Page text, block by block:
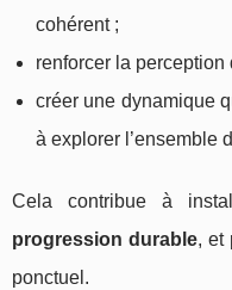
cohérent ;
renforcer la perception
créer une dynamique
à explorer l’ensemble
Cela contribue à
progression durable, et
ponctuel.